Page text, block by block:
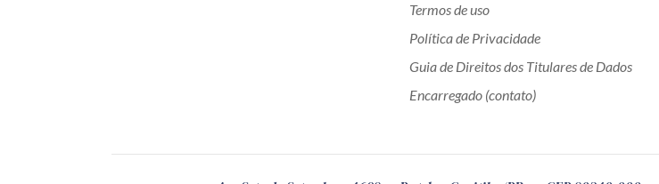
Termos de uso
Política de Privacidade
Guia de Direitos dos Titulares de Dados
Encarregado (contato)